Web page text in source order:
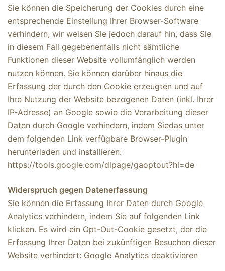
Sie können die Speicherung der Cookies durch eine
entsprechende Einstellung Ihrer Browser-Software
verhindern; wir weisen Sie jedoch darauf hin, dass Sie
in diesem Fall gegebenenfalls nicht sämtliche
Funktionen dieser Website vollumfänglich werden
nutzen können. Sie können darüber hinaus die
Erfassung der durch den Cookie erzeugten und auf
Ihre Nutzung der Website bezogenen Daten (inkl. Ihrer
IP-Adresse) an Google sowie die Verarbeitung dieser
Daten durch Google verhindern, indem Siedas unter
dem folgenden Link verfügbare Browser-Plugin
herunterladen und installieren:
https://tools.google.com/dlpage/gaoptout?hl=de
Widerspruch gegen Datenerfassung
Sie können die Erfassung Ihrer Daten durch Google
Analytics verhindern, indem Sie auf folgenden Link
klicken. Es wird ein Opt-Out-Cookie gesetzt, der die
Erfassung Ihrer Daten bei zukünftigen Besuchen dieser
Website verhindert: Google Analytics deaktivieren